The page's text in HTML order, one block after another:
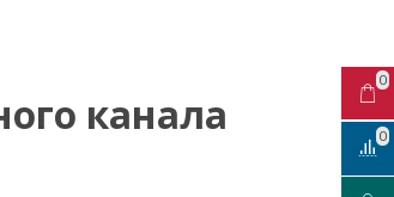
канала
0
0